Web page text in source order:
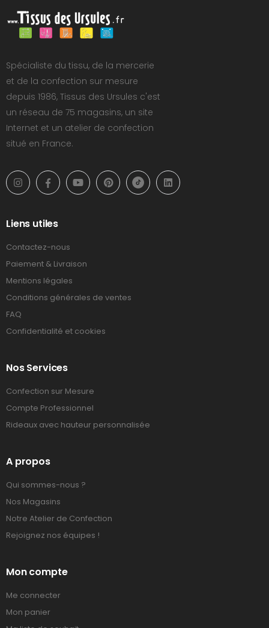
Spécialiste du tissu, de la mercerie
et de la confection sur mesure
depuis 1986, Tissus des Ursules c'est
un réseau de 75 magasins, un site
Internet et un atelier de confection
situé en France.
Liens utiles
Contactez-nous
Paiement & Livraison
Mentions légales
Conditions générales de ventes
FAQ
Confidentialité et cookies
Nos Services
Confection sur Mesure
Compte Professionnel
Rideaux avec hauteur personnalisée
A propos
Qui sommes-nous ?
Nos Magasins
Notre Atelier de Confection
Rejoignez nos équipes !
Mon compte
Me connecter
Mon panier